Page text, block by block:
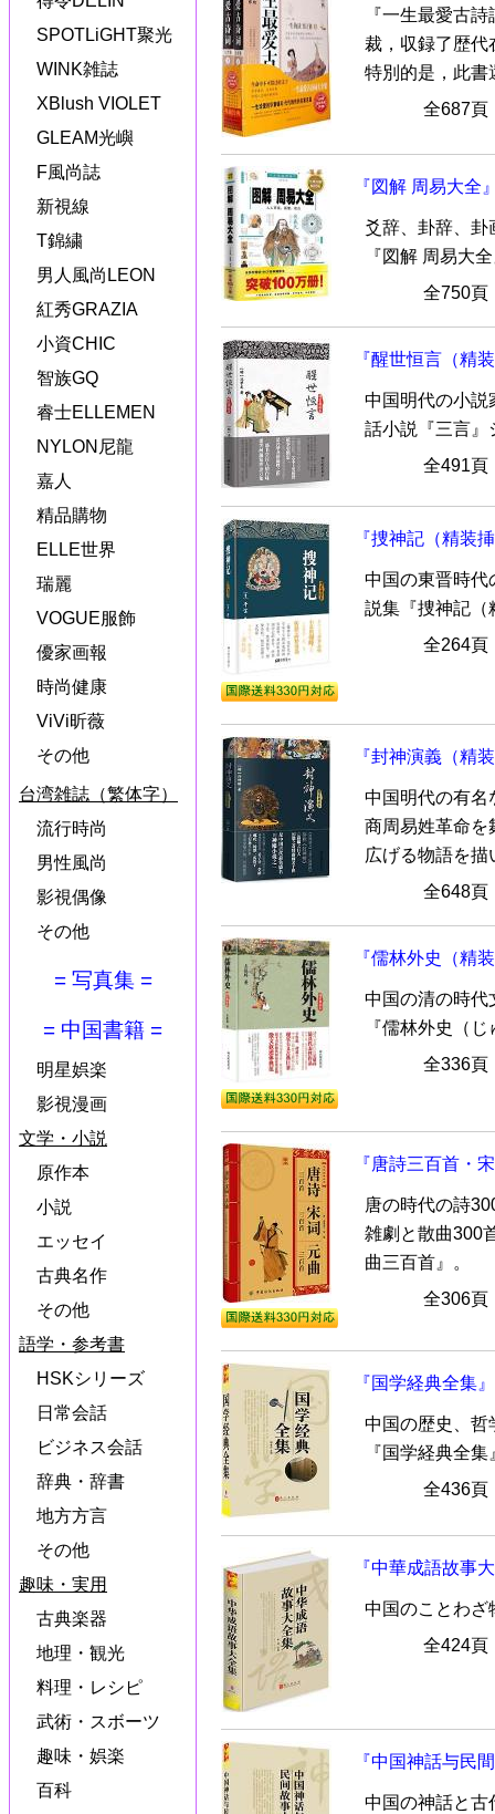
SPOTLiGHT聚光
WINK雑誌
XBlush VIOLET
GLEAM光嶼
F風尚誌
新視線
T錦繍
男人風尚LEON
紅秀GRAZIA
小資CHIC
智族GQ
睿士ELLEMEN
NYLON尼龍
嘉人
精品購物
ELLE世界
瑞麗
VOGUE服飾
優家画報
時尚健康
ViVi昕薇
その他
台湾雑誌（繁体字）
流行時尚
男性風尚
影視偶像
その他
= 写真集 =
= 中国書籍 =
明星娯楽
影視漫画
文学・小説
原作本
小説
エッセイ
古典名作
その他
語学・参考書
HSKシリーズ
日常会話
ビジネス会話
辞典・辞書
地方方言
その他
趣味・実用
古典楽器
地理・観光
料理・レシピ
武術・スボーツ
趣味・娯楽
百科
『一生最愛古
裁，収録了歴代
特別的是，此書
全687
『図解 周易大全
爻辞、卦辞、卦
『図解 周易大
全750
『醒世恒言（精
中国明代の小
話小説『三言』
全491
『捜神記（精装
中国の東晋時
説集『捜神記（
全264
『封神演義（精
中国明代の有名
商周易姓革命を
広げる物語を描
全648
『儒林外史（精
中国の清の時
『儒林外史（
全336
『唐詩三百首・
唐の時代の詩
雑劇と散曲300
曲三百首』。
全306
『国学経典全集』
中国の歴史、哲
『国学経典全集
全436
『中華成語故事
中国のことわざ
全424
『中国神話与民
中国の神話と古